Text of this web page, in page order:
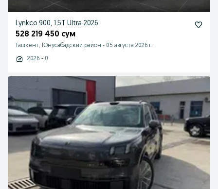
Lynkco 900, 1.5T Ultra 2026
528 219 450 сум
Ташкент, Юнусабадский район - 05 августа 2026 г.
2026 - 0